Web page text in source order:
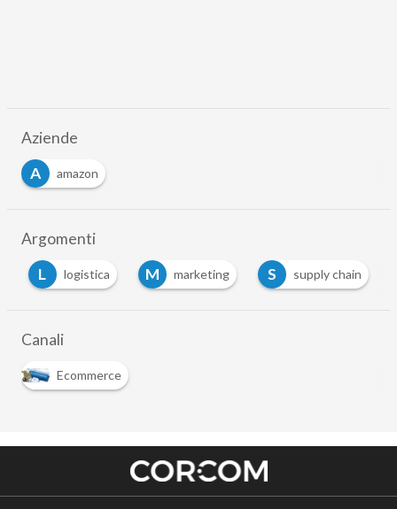
Aziende
A
amazon
Argomenti
L
logistica M marketing S supply chain
Canali
Ecommerce